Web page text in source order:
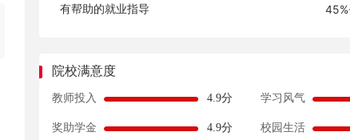
有帮助的就业指导
院校满意度
教师投入 4.9分 学习风气
奖助学金 4.9分 校园生活